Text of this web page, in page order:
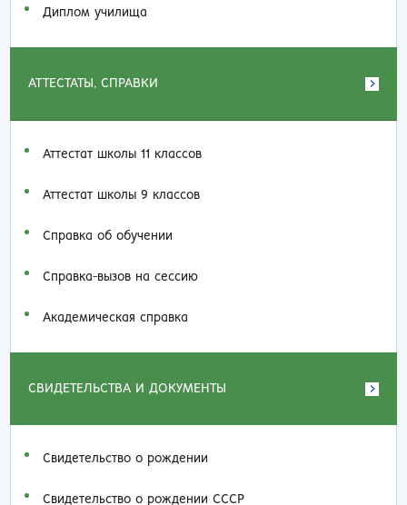
Диплом училища
АТТЕСТАТЫ, СПРАВКИ
Аттестат школы 11 классов
Аттестат школы 9 классов
Справка об обучении
Справка-вызов на сессию
Академическая справка
СВИДЕТЕЛЬСТВА И ДОКУМЕНТЫ
Свидетельство о рождении
Свидетельство о рождении СССР